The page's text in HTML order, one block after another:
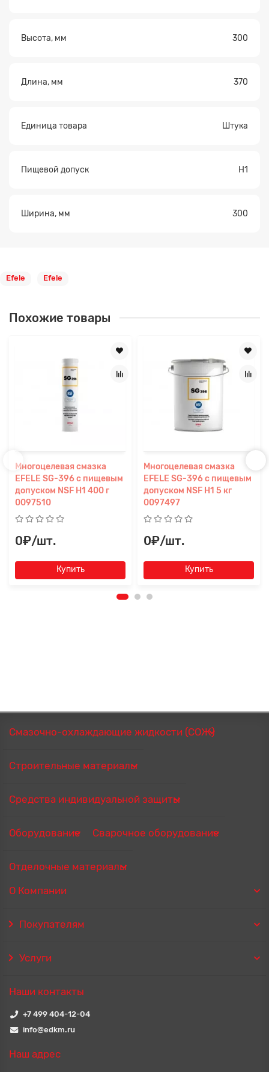
Высота, мм 300
Длина, мм 370
Единица товара Штука
Пищевой допуск H1
Ширина, мм 300
Efele Efele
Похожие товары
Многоцелевая смазка
EFELE SG-396 с пищевым
допуском NSF H1 400 г
0097510
0₽/шт.
Купить
Многоцелевая смазка
EFELE SG-396 с пищевым
допуском NSF H1 5 кг
0097497
0₽/шт.
Купить
Смазочно-охлаждающие жидкости (СОЖ)
Строительные материалы
Средства индивидуальной защиты
Оборудование Сварочное оборудование
Отделочные материалы
О Компании
Покупателям
Услуги
Наши контакты
+7 499 404-12-04
info@edkm.ru
Наш адрес